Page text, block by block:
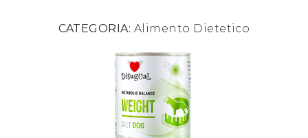
CATEGORIA: Alimento Dietetico